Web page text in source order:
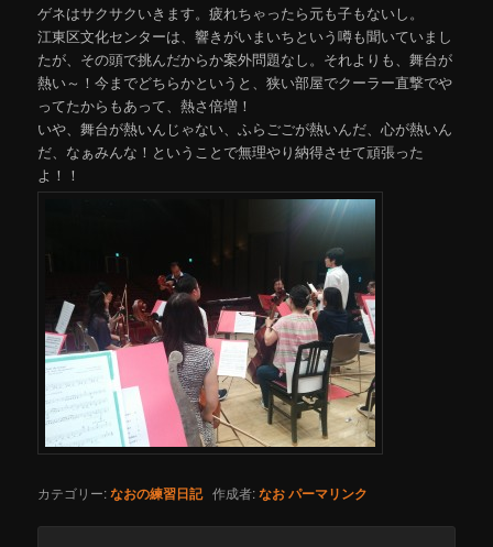
ゲネはサクサクいきます。疲れちゃったら元も子もないし。
江東区文化センターは、響きがいまいちという噂も聞いていまし
たが、その頭で挑んだからか案外問題なし。それよりも、舞台が
熱い～！今までどちらかというと、狭い部屋でクーラー直撃でや
ってたからもあって、熱さ倍増！
いや、舞台が熱いんじゃない、ふらごごが熱いんだ、心が熱いん
だ、なぁみんな！ということで無理やり納得させて頑張った
よ！！
カテゴリー:なおの練習日記作成者:なおパーマリンク